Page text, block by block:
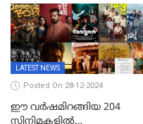
വേട്ടക്കാരനാണ്, വേദനകള്‍
സധൈര്യം പറയു;
പെണ്‍കുട്ടിയോട് റിനി ആര്‍
ജോര്‍ജ്
LATEST NEWS
Posted On 28-12-2024
ഈ വർഷമിറങ്ങിയ 204